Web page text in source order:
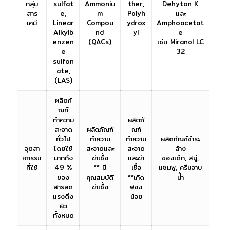
กลุ่ม
สาร
เคมี
sulfat
e,
Linear
Alkylb
enzen
e
sulfon
ate,
(LAS)
Ammoniu
m
Compou
nd
(QACs)
ther,
Polyh
ydrox
yl
Dehyton K
และ
Amphoacetat
e
เช่น Miranol LC
32
อุตสา
หกรรม
ที่ใช้
ผลิตภั
ณฑ์
ทำความ
สะอาด
ทั่วไป
โดยใช้
มากถึง
49 %
ของ
สารลด
แรงตึง
ผิว
ทั้งหมด
ผลิตภัณฑ์
ทำความ
สะอาดและ
ฆ่าเชื้อ
** มี
คุณสมบัติ
ฆ่าเชื้อ
ผลิตภั
ณฑ์
ทำความ
สะอาด
และฆ่า
เชื้อ
**เกิด
ฟอง
น้อย
ผลิตภัณฑ์ชำระ
ล้าง
ของเด็ก, สบู่,
แชมพู, ครีมอาบ
น้ำ